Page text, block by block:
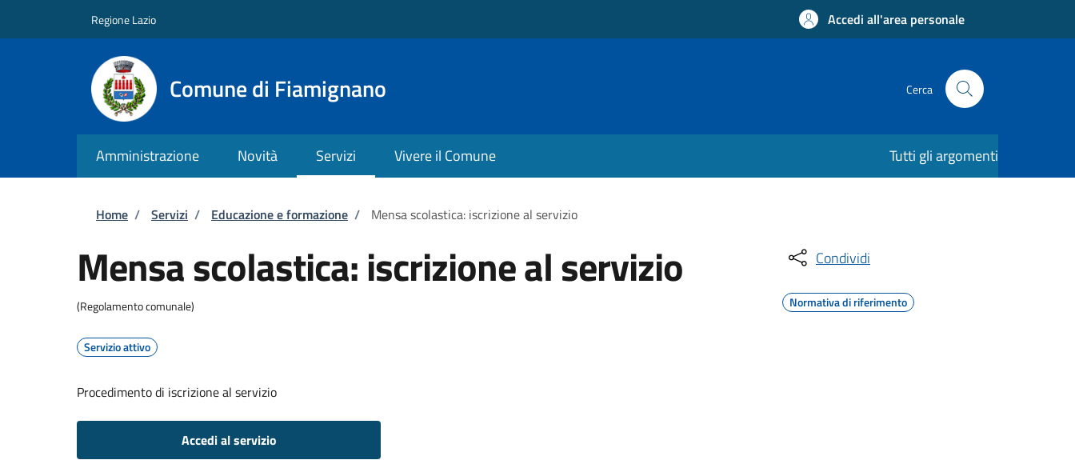
Regione Lazio Accedi all'area personale
Comune di Fiamignano Cerca
Amministrazione Novità Servizi Vivere il Comune Tutti gli argomenti
Briciole di pane
Home / Servizi / Educazione e formazione / Mensa scolastica: iscrizione al servizio
Mensa scolastica: iscrizione al servizio
(Regolamento comunale)
Servizio attivo
Procedimento di iscrizione al servizio
Accedi al servizio
Condividi
Normativa di riferimento